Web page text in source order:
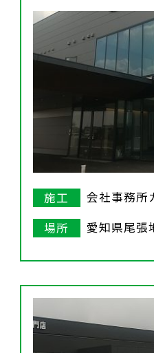
施工
会社事務所
場所
愛知県尾張